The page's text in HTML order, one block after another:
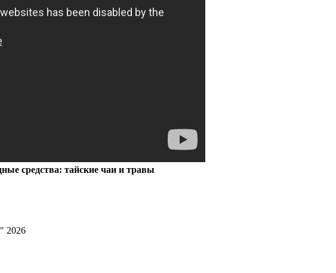
средства: тайские чаи и травы
2026